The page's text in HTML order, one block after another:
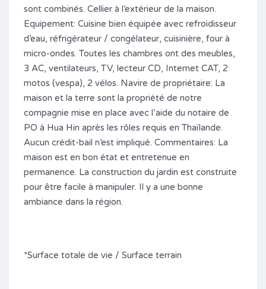
sont combinés. Cellier à l’extérieur de la maison.
Equipement: Cuisine bien équipée avec refroidisseur
d’eau, réfrigérateur / congélateur, cuisinière, four à
micro-ondes. Toutes les chambres ont des meubles,
3 AC, ventilateurs, TV, lecteur CD, Internet CAT, 2
motos (vespa), 2 vélos. Navire de propriétaire: La
maison et la terre sont la propriété de notre
compagnie mise en place avec l’aide du notaire de
PO à Hua Hin après les rôles requis en Thaïlande.
Aucun crédit-bail n’est impliqué. Commentaires: La
maison est en bon état et entretenue en
permanence. La construction du jardin est construite
pour être facile à manipuler. Il y a une bonne
ambiance dans la région.
*Surface totale de vie / Surface terrain